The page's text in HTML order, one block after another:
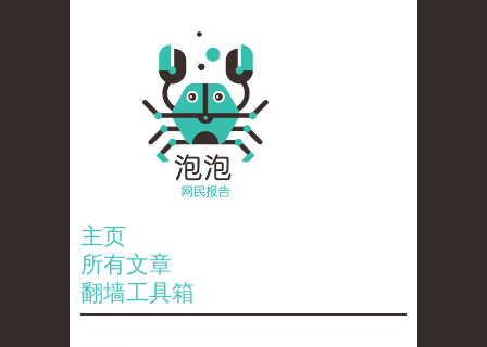
主页
所有文章
翻墙工具箱